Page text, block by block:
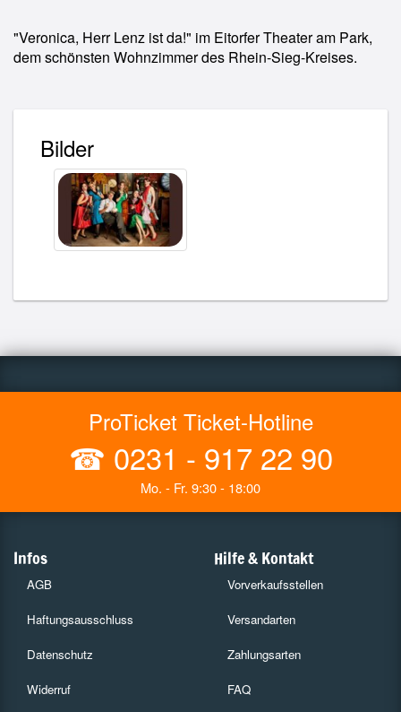
"Veronica, Herr Lenz ist da!" im Eitorfer Theater am Park,
dem schönsten Wohnzimmer des Rhein-Sieg-Kreises.
Bilder
ProTicket Ticket-Hotline
☎ 0231 - 917 22 90
Mo. - Fr. 9:30 - 18:00
Infos
AGB
Haftungsausschluss
Datenschutz
Widerruf
Hilfe & Kontakt
Vorverkaufsstellen
Versandarten
Zahlungsarten
FAQ